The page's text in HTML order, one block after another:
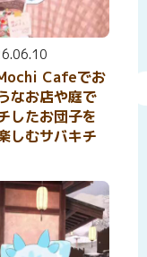
:
Cafeでお
なお店や庭で
したお団子を
しむサバキチ